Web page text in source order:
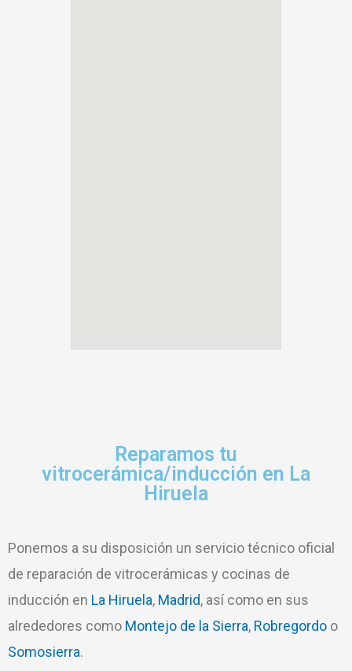
Reparamos tu
vitrocerámica/inducción en La
Hiruela
Ponemos a su disposición un servicio técnico oficial
de reparación de vitrocerámicas y cocinas de
inducción en La Hiruela, Madrid, así como en sus
alrededores como Montejo de la Sierra, Robregordo o
Somosierra.